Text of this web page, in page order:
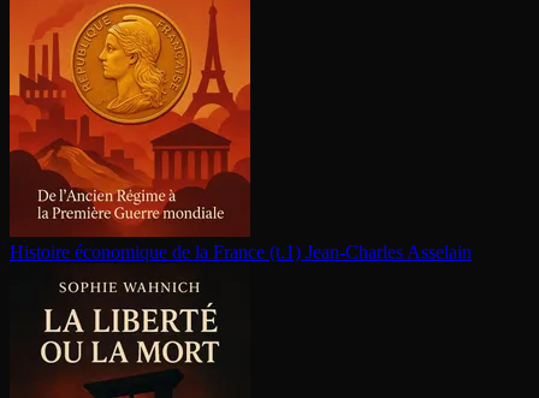
Histoire économique de la France (t.1) Jean-Charles Asselain